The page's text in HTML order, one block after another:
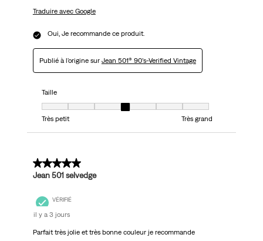
Traduire avec Google
Oui, Je recommande ce produit.
Publié à l'origine sur Jean 501® 90’s-Verified Vintage
Taille
Taille, 4 sur 7, où 1 est égal à Très petit et 7 est égal à Très grand
Très petit
Très grand
5 sur 5 étoiles.
Jean 501 selvedge
VÉRIFIÉ
il y a 3 jours
Parfait très jolie et très bonne couleur je recommande